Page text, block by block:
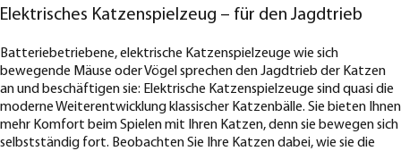
Elektrisches Katzenspielzeug – für den Jagdtrieb
Batteriebetriebene, elektrische Katzenspielzeuge wie sich
bewegende Mäuse oder Vögel sprechen den Jagdtrieb der Katzen
an und beschäftigen sie: Elektrische Katzenspielzeuge sind quasi die
moderne Weiterentwicklung klassischer Katzenbälle. Sie bieten Ihnen
mehr Komfort beim Spielen mit Ihren Katzen, denn sie bewegen sich
selbstständig fort. Beobachten Sie Ihre Katzen dabei, wie sie die